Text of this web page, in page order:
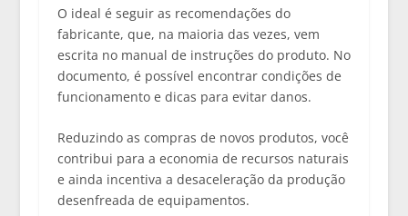
O ideal é seguir as recomendações do
fabricante, que, na maioria das vezes, vem
escrita no manual de instruções do produto. No
documento, é possível encontrar condições de
funcionamento e dicas para evitar danos.
Reduzindo as compras de novos produtos, você
contribui para a economia de recursos naturais
e ainda incentiva a desaceleração da produção
desenfreada de equipamentos.